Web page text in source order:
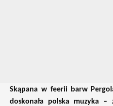
Skąpana w feerii barw
doskonała polska muzyka